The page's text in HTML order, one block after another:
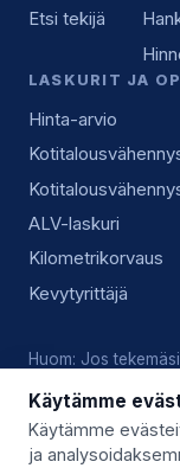
Etsi tekijä
LASKURIT JA
Hinta-arvio
ALV-laskuri
Kilometrikorvaus
Kevytyrittäjä
Huom: Jos
olevista luvista,
Käytämme
Käytämme
ja